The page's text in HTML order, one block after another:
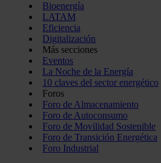
Bioenergía
LATAM
Eficiencia
Digitalización
Más secciones
Eventos
La Noche de la Energía
10 claves del sector energético
Foros
Foro de Almacenamiento
Foro de Autoconsumo
Foro de Movilidad Sostenible
Foro de Transición Energética
Foro Industrial